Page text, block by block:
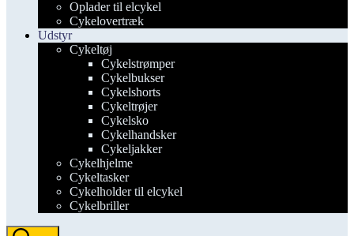
Oplader til elcykel
Cykelovertræk
Udstyr
Cykeltøj
Cykelstrømper
Cykelbukser
Cykelshorts
Cykeltrøjer
Cykelsko
Cykelhandsker
Cykeljakker
Cykelhjelme
Cykeltasker
Cykelholder til elcykel
Cykelbriller